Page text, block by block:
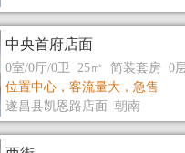
中央首府店面
0室/0厅/0卫 25㎡ 简装套房 0
位置中心，客流量大，急售
遂昌县凯恩路店面 朝南